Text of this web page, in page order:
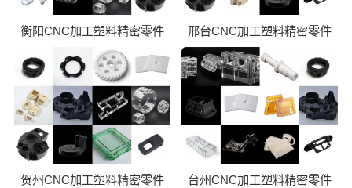
衡阳CNC加工塑料精密零件 邢台CNC加工塑料精密零件
贺州CNC加工塑料精密零件 台州CNC加工塑料精密零件